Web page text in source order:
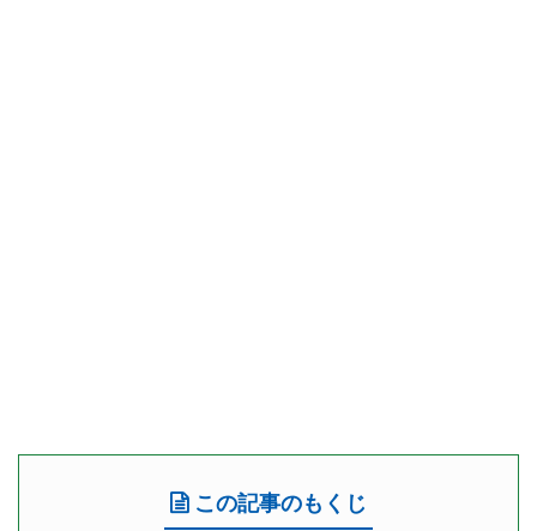
この記事のもくじ